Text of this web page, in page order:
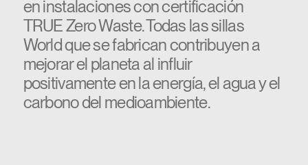
en instalaciones con certificación
TRUE Zero Waste. Todas las sillas
World que se fabrican contribuyen a
mejorar el planeta al influir
positivamente en la energía, el agua y el
carbono del medioambiente.